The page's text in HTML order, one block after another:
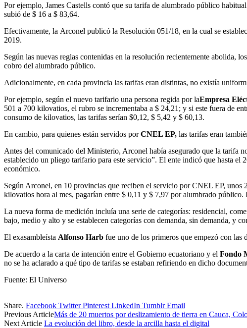
Por ejemplo, James Castells contó que su tarifa de alumbrado público
subió de $ 16 a $ 83,64.
Efectivamente, la Arconel publicó la Resolución 051/18, en la cual se
2019.
Según las nuevas reglas contenidas en la resolución recientemente abolida,
cobro del alumbrado público.
Adicionalmente, en cada provincia las tarifas eran distintas, no existía
Por ejemplo, según el nuevo tarifario una persona regida por laEmpresa
501 a 700 kilovatios, el rubro se incrementaba a $ 24,21; y si este fuera de
consumo de kilovatios, las tarifas serían $0,12, $ 5,42 y $ 60,13.
En cambio, para quienes están servidos porCNEL EP, las tarifas eran
Antes del comunicado del Ministerio, Arconel había asegurado que la tarifa
establecido un pliego tarifario para este servicio”. El ente indicó que hasta
económico.
Según Arconel, en 10 provincias que reciben el servicio por CNEL EP, unos
kilovatios hora al mes, pagarían entre $ 0,11 y $ 7,97 por alumbrado
La nueva forma de medición incluía una serie de categorías: residencial,
bajo, medio y alto y se establecen categorías con demanda, sin demanda, y
El exasambleísta Alfonso Harb fue uno de los primeros que empezó con las
De acuerdo a la carta de intención entre el Gobierno ecuatoriano y el Fondo
no se ha aclarado a qué tipo de tarifas se estaban refiriendo en dicho
Fuente: El Universo
Share. Facebook Twitter Pinterest LinkedIn Tumblr Email
Previous ArticleMás de 20 muertos por deslizamiento de tierra en Cauca,
Next Article La evolución del libro, desde la arcilla hasta el digital